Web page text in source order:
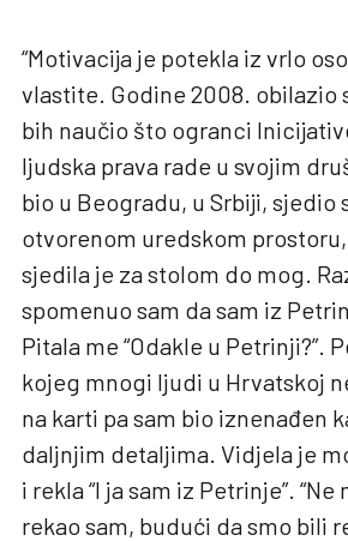
“Motivacija je potekla iz vrlo
vlastite. Godine 2008. obilazio
bih naučio što ogranci
ljudska prava rade u svojim
bio u Beogradu, u Srbiji, sjedio
otvorenom uredskom prostoru,
sjedila je za stolom do mog.
spomenuo sam da sam iz
Pitala me “Odakle u Petrinji?”.
kojeg mnogi ljudi u Hrvatskoj
na karti pa sam bio iznenađen
daljnjim detaljima. Vidjela je
i rekla “I ja sam iz Petrinje”. “Ne
rekao sam, budući da smo bili